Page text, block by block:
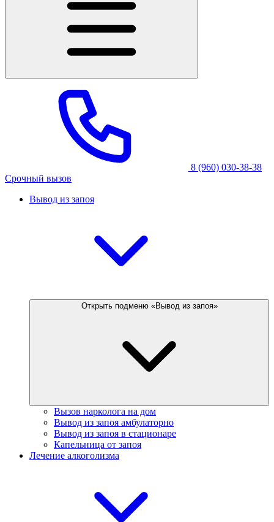
8 (960) 030-38-38
Срочный вызов
Вывод из запоя
Открыть подменю «Вывод из запоя»
Вызов нарколога на дом
Вывод из запоя амбулаторно
Вывод из запоя в стационаре
Капельница от запоя
Лечение алкоголизма